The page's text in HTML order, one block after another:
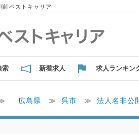
ベストキャリア
索 新着求人 求人ランキン
広島県 ≫ 呉市 ≫ 法人名非公